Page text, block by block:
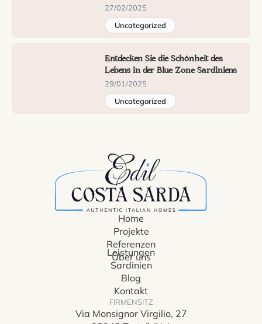
27/02/2025
Uncategorized
Entdecken Sie die Schönheit des
Lebens in der Blue Zone Sardiniens
29/01/2025
Uncategorized
Home
Projekte
Referenzen
Über uns
Leistungen
Sardinien
Blog
Kontakt
FIRMENSITZ
Via Monsignor Virgilio, 27